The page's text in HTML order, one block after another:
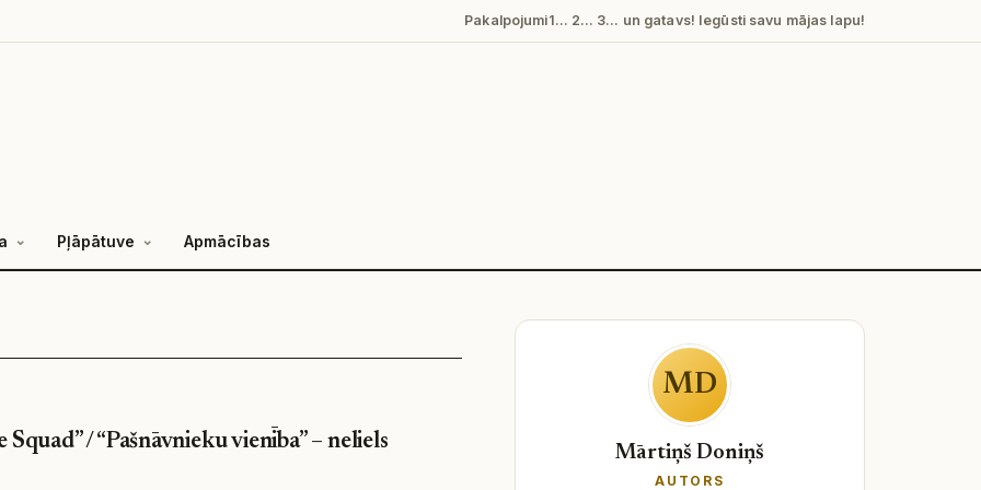
Pakalpojumi1… 2… 3… un gatavs! Iegūsti savu mājas lapu!
Pļāpātuve Apmācības
Squad” / “Pašnāvnieku vienība” – neliels
MD
Mārtiņš Doniņš
AUTORS